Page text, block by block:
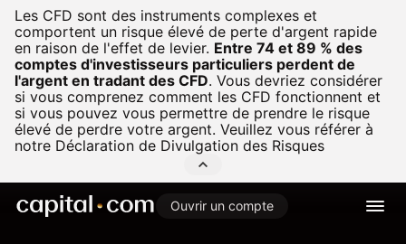
Les CFD sont des instruments complexes et
comportent un risque élevé de perte d'argent rapide
en raison de l'effet de levier. Entre 74 et 89 % des
comptes d'investisseurs particuliers perdent de
l'argent en tradant des CFD. Vous devriez considérer
si vous comprenez comment les CFD fonctionnent et
si vous pouvez vous permettre de prendre le risque
élevé de perdre votre argent. Veuillez vous référer à
notre Déclaration de Divulgation des Risques
Ouvrir un compte